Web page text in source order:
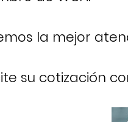
la mejor
su cotización